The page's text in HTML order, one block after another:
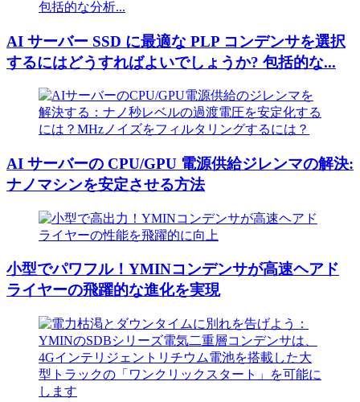
AI サーバー SSD に最適な PLP コンデンサを選択
するにはどうすればよいでしょうか? 包括的な...
AI サーバーの CPU/GPU 電源供給ジレンマの解決:
ナノマシンを安定させる方法
小型でパワフル！YMINコンデンサが高速ヘアド
ライヤーの飛躍的な進化を実現